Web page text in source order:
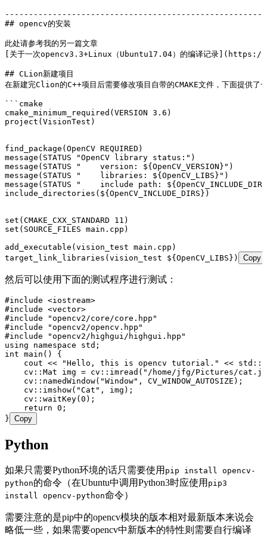
## opencv的安装
此处请参考我的另一篇文章
[关于一次opencv3.3+Linux（Ubuntu17.04）的编译记录
## CLion新建项目
在新建完Clion的C++项目后需要修改项目自带的CMAKE文件，下面提供
```cmake
cmake_minimum_required(VERSION 3.6)
project(VisionTest)
find_package(OpenCV REQUIRED)
message(STATUS "OpenCV library status:")
message(STATUS "    version: ${OpenCV_VERSION}")
message(STATUS "    libraries: ${OpenCV_LIBS}")
message(STATUS "    include path:
include_directories(${OpenCV_INCLUDE_DIRS})
set(CMAKE_CXX_STANDARD 11)
set(SOURCE_FILES main.cpp)
add_executable(vision_test main.cpp)
target_link_libraries(vision_test ${OpenCV_LIBS})
Copy
然后可以使用下面的测试程序进行测试：
#include <iostream>
#include <vector>
#include "opencv2/core/core.hpp"
#include "opencv2/opencv.hpp"
#include "opencv2/highgui/highgui.hpp"
using namespace std;
int main() {
cout << "Hello, this is opencv tutorial." <<
cv::Mat img = cv::imread("/home/jfg/Pictures/
    cv::namedWindow("Window", CV_WINDOW_AUTOSIZE);
    cv::imshow("Cat", img);
    cv::waitKey(0);
    return 0;
} Copy
Python
如果只需要Python环境的话只需要使用 pip install opencv-
python的命令（在Ubuntu中调用Python3时应使用 pip3
install opencv-python命令）
需要注意的是pip中的opencv模块的版本相对最新版本来说会
略低一些，如果需要opencv中新版本的特性则需要自行编译